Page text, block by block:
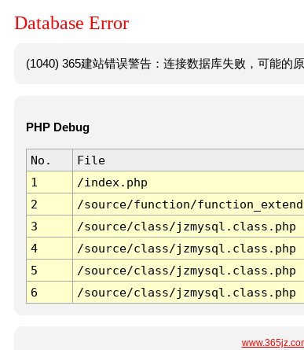
Database Error
(1040) 365建站错误警告：连接数据库失败，可能的
PHP Debug
No. File
1
/index.php
2
/source/function/
3
/source/class/jzmysql.class.php
4
/source/class/jzmysql.class.php
5
/source/class/jzmysql.class.php
6
/source/class/jzmysql.class.php